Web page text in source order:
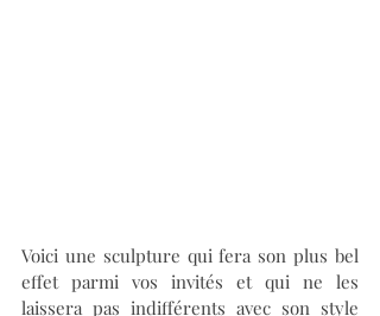
Voici une sculpture qui fera son plus bel
effet parmi vos invités et qui ne les
laissera pas indifférents avec son style